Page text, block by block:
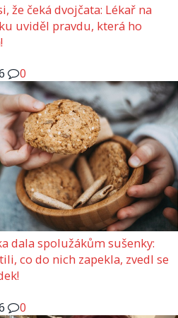
že čeká dvojčata: Lékař na
uviděl pravdu, která ho
0
dala spolužákům sušenky:
co do nich zapekla, zvedl se
0